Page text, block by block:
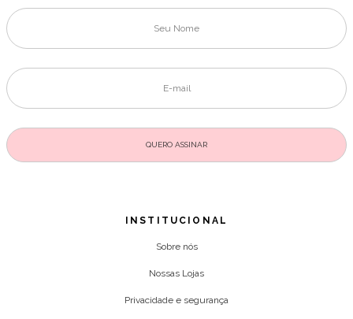
INSTITUCIONAL
Sobre nós
Nossas Lojas
Privacidade e segurança